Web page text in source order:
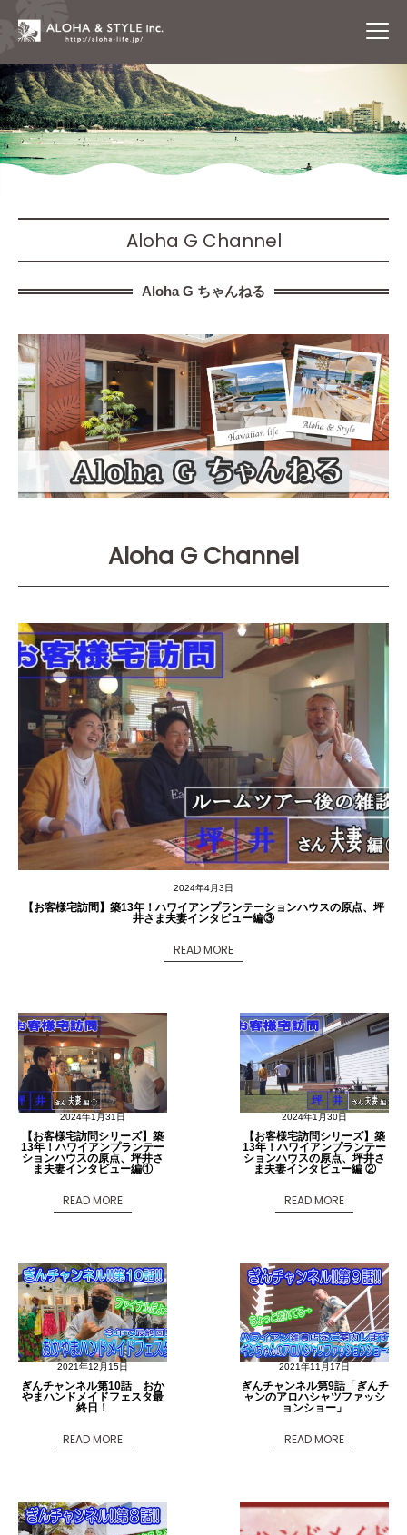
Aloha G Channel
Aloha G ちゃんねる
Aloha G Channel
2024年4月3日
【お客様宅訪問】築13年！ハワイアンプランテーションハウスの原点、坪
井さま夫妻インタビュー編③
READ MORE
2024年1月31日
【お客様宅訪問シリーズ】築
13年！ハワイアンプランテー
ションハウスの原点、坪井さ
ま夫妻インタビュー編①
READ MORE
2024年1月30日
【お客様宅訪問シリーズ】築
13年！ハワイアンプランテー
ションハウスの原点、坪井さ
ま夫妻インタビュー編 ②
READ MORE
2021年12月15日
ぎんチャンネル第10話 おか
やまハンドメイドフェスタ最
終日！
READ MORE
2021年11月17日
ぎんチャンネル第9話「ぎんチ
ャンのアロハシャツファッシ
ョンショー」
READ MORE